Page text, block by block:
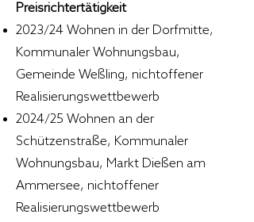
Preisrichtertätigkeit
2023/24 Wohnen in der Dorfmitte,
Kommunaler Wohnungsbau,
Gemeinde Weßling, nichtoffener
Realisierungswettbewerb
2024/25 Wohnen an der
Schützenstraße, Kommunaler
Wohnungsbau, Markt Dießen am
Ammersee, nichtoffener
Realisierungswettbewerb